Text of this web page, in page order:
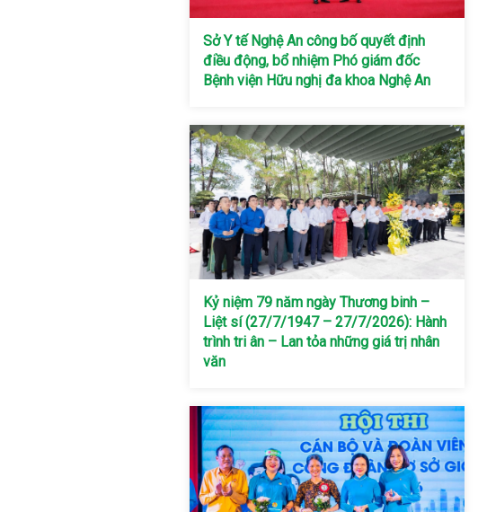
Sở Y tế Nghệ An công bố quyết định
điều động, bổ nhiệm Phó giám đốc
Bệnh viện Hữu nghị đa khoa Nghệ An
Kỷ niệm 79 năm ngày Thương binh –
Liệt sí (27/7/1947 – 27/7/2026): Hành
trình tri ân – Lan tỏa những giá trị nhân
văn